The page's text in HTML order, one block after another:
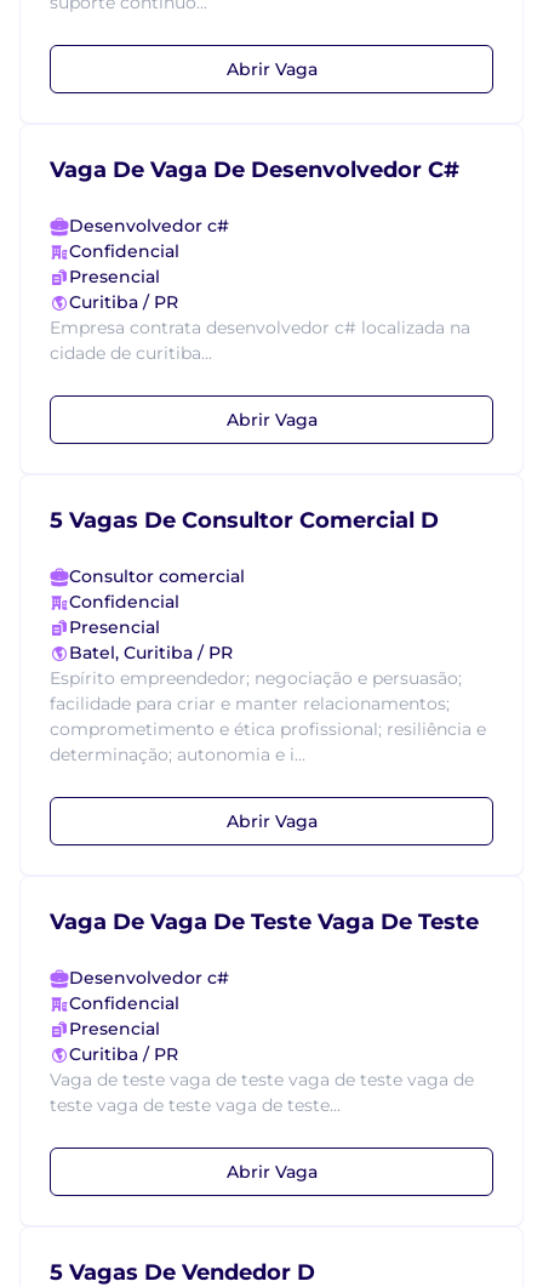
Abrir Vaga
Vaga De Vaga De Desenvolvedor C#
Desenvolvedor c#
Confidencial
Presencial
Curitiba / PR
Empresa contrata desenvolvedor c# localizada na
cidade de curitiba...
Abrir Vaga
5 Vagas De Consultor Comercial D
Consultor comercial
Confidencial
Presencial
Batel, Curitiba / PR
Espírito empreendedor; negociação e persuasão;
facilidade para criar e manter relacionamentos;
comprometimento e ética profissional; resiliência e
determinação; autonomia e i...
Abrir Vaga
Vaga De Vaga De Teste Vaga De Teste
Desenvolvedor c#
Confidencial
Presencial
Curitiba / PR
Vaga de teste vaga de teste vaga de teste vaga de
teste vaga de teste vaga de teste...
Abrir Vaga
5 Vagas De Vendedor D